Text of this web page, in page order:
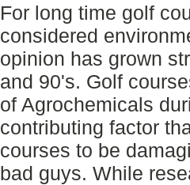
For long time golf
considered
opinion has grown
and 90's. Golf
of Agrochemicals
contributing factor
courses to be
bad guys. While